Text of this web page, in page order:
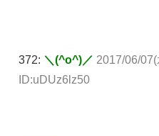
372: ＼(^o^)／ 2017/06/
ID:uDUz6lz50